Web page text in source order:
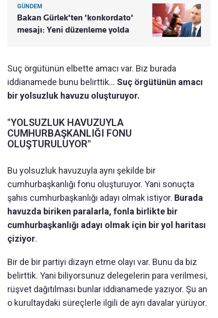
GÜNDEM
Bakan Gürlek'ten 'konkordato'
mesajı: Yeni düzenleme yolda
Suç örgütünün elbette amacı var. Biz burada
iddianamede bunu belirttik... Suç örgütünün amacı
bir yolsuzluk havuzu oluşturuyor.
"YOLSUZLUK HAVUZUYLA
CUMHURBAŞKANLIĞI FONU
OLUŞTURULUYOR"
Bu yolsuzluk havuzuyla aynı şekilde bir
cumhurbaşkanlığı fonu oluşturuyor. Yani sonuçta
şahıs cumhurbaşkanlığı adayı olmak istiyor. Burada
havuzda biriken paralarla, fonla birlikte bir
cumhurbaşkanlığı adayı olmak için bir yol haritası
çiziyor.
Bir de bir partiyi dizayn etme olayı var. Bunu da biz
belirttik. Yani biliyorsunuz delegelerin para verilmesi,
rüşvet dağıtılması bunlar iddianamede yazıyor. Şu an
o kurultaydaki süreçlerle ilgili de ayrı davalar yürüyor.